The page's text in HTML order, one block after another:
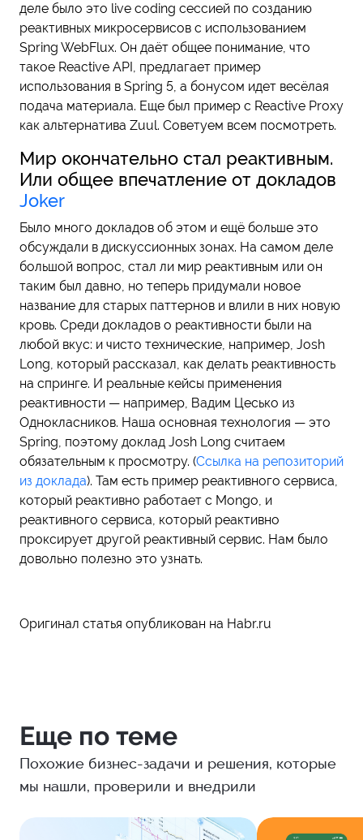
деле было это live coding сессией по созданию
реактивных микросервисов с использованием
Spring WebFlux. Он даёт общее понимание, что
такое Reactive API, предлагает пример
использования в Spring 5, а бонусом идет весёлая
подача материала. Еще был пример с Reactive Proxy
как альтернатива Zuul. Советуем всем посмотреть.
Мир окончательно стал реактивным.
Или общее впечатление от докладов
Joker
Было много докладов об этом и ещё больше это
обсуждали в дискуссионных зонах. На самом деле
большой вопрос, cтал ли мир реактивным или он
таким был давно, но теперь придумали новое
название для старых паттернов и влили в них новую
кровь. Среди докладов о реактивности были на
любой вкус: и чисто технические, например, Josh
Long, который рассказал, как делать реактивность
на спринге. И реальные кейсы применения
реактивности — например, Вадим Цесько из
Однокласников. Наша основная технология — это
Spring, поэтому доклад Josh Long считаем
обязательным к просмотру. (Ссылка на репозиторий
из доклада). Там есть пример реактивного сервиса,
который реактивно работает с Mongo, и
реактивного сервиса, который реактивно
проксирует другой реактивный сервис. Нам было
довольно полезно это узнать.
Оригинал статья опубликован на Habr.ru
Еще по теме
Похожие бизнес-задачи и решения, которые
мы нашли, проверили и внедрили